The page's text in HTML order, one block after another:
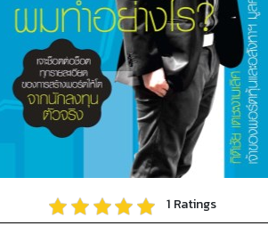
1 Ratings